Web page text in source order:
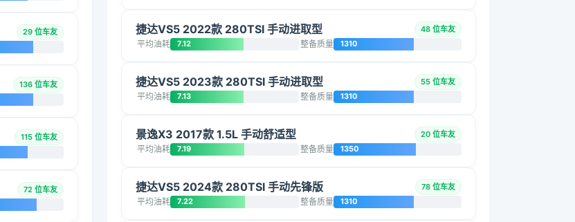
29 位车友
136 位车友
115 位车友
72 位车友
捷达VS5 2022款 280TSI 手动进取型 48 位车友
平均油耗 7.12 整备质量 1310
捷达VS5 2023款 280TSI 手动进取型 55 位车友
平均油耗 7.13 整备质量 1310
景逸X3 2017款 1.5L 手动舒适型 20 位车友
平均油耗 7.19 整备质量 1350
捷达VS5 2024款 280TSI 手动先锋版 78 位车友
平均油耗 7.22 整备质量 1310